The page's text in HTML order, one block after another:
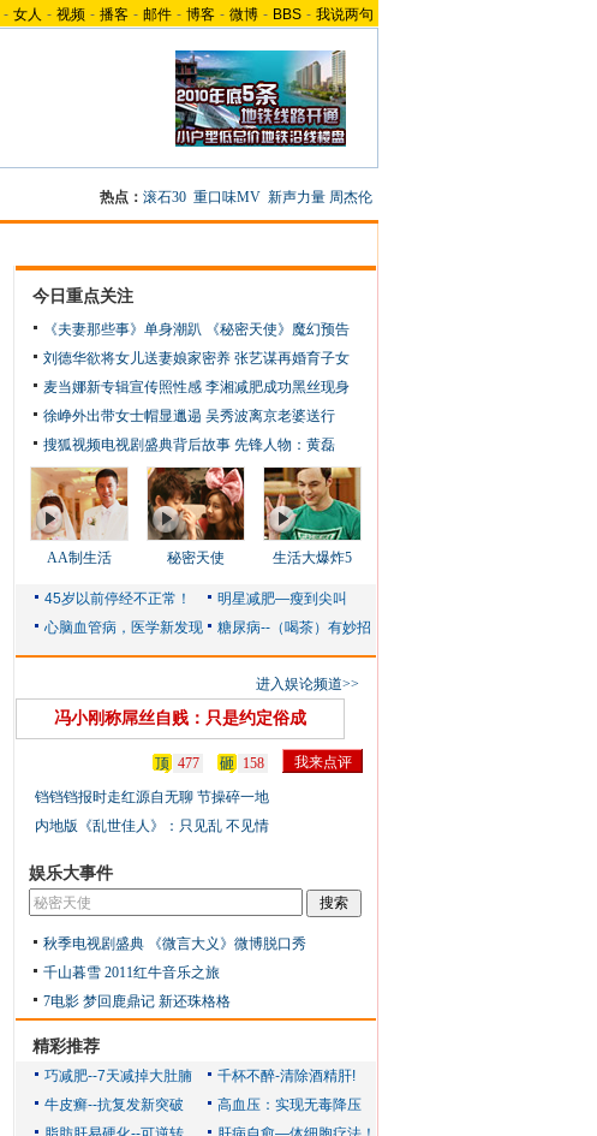
- 女人 - 视频 - 播客 - 邮件 - 博客 - 微博 - BBS - 我说两句
热点： 滚石30 重口味MV 新声力量 周杰伦
今日重点关注
《夫妻那些事》单身潮趴
《秘密天使》魔幻预告
刘德华欲将女儿送妻娘家密养 张艺谋再婚育子女
麦当娜新专辑宣传照性感 李湘减肥成功黑丝现身
徐峥外出带女士帽显邋遢 吴秀波离京老婆送行
搜狐视频电视剧盛典背后故事 先锋人物：黄磊
AA制生活 秘密天使 生活大爆炸5
进入娱论频道>>
冯小刚称屌丝自贱：只是约定俗成
顶 477 砸
158
铛铛铛报时走红源自无聊 节操碎一地
内地版《乱世佳人》：只见乱 不见情
娱乐大事件
秋季电视剧盛典
《微言大义》微博脱口秀
千山暮雪 2011红牛音乐之旅
7电影 梦回鹿鼎记 新还珠格格
精彩推荐